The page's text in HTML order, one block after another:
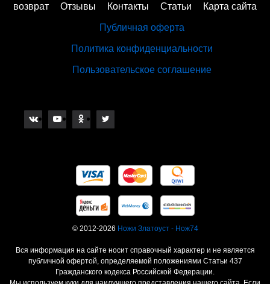
возврат Отзывы Контакты Статьи Карта сайта
Публичная оферта
Политика конфиденциальности
Пользовательское соглашение
© 2012-2026 Ножи Златоуст - Нож74
Вся информация на сайте носит справочный характер и не является
публичной офертой, определяемой положениями Статьи 437
Гражданского кодекса Российской Федерации.